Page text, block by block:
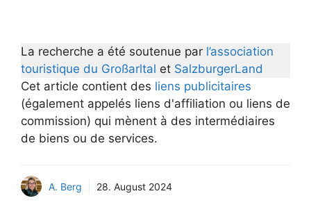
La recherche a été soutenue par l’association
touristique du Großarltal et SalzburgerLand
Cet article contient des liens publicitaires
(également appelés liens d'affiliation ou liens de
commission) qui mènent à des intermédiaires
de biens ou de services.
A. Berg 28. August 2024